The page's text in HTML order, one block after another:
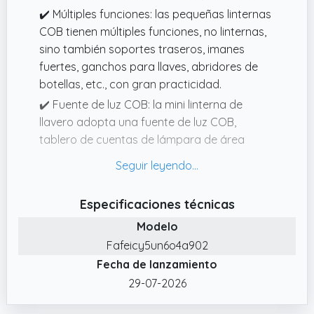
✔️ Múltiples funciones: las pequeñas linternas
COB tienen múltiples funciones, no linternas,
sino también soportes traseros, imanes
fuertes, ganchos para llaves, abridores de
botellas, etc., con gran practicidad.
✔️ Fuente de luz COB: la mini linterna de
llavero adopta una fuente de luz COB,
tablero de cuentas de lámpara de área
para satisfacer las necesidades de
✔️ Diseño de bloqueo de gancho: las linternas
COB tienen diseño de bloqueo de gancho, se
pueden colgar en mochilas, hebillas de
cinturón, son fáciles de transportar y
también son práctico llavero.
✔️ Resistente al agua: la pequeña luz de
Especificaciones técnicas
Modelo
Fafeicy5un6o4a902
Fecha de lanzamiento
29-07-2026